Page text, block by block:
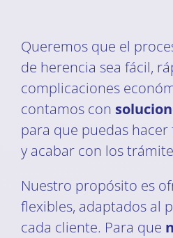
Queremos que el
de herencia sea fácil,
complicaciones
contamos con
para que puedas
y acabar con los
Nuestro propósito es
flexibles, adaptados al
cada cliente. Para que